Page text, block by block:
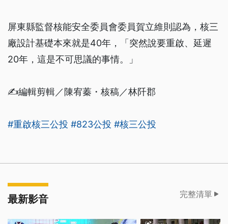
屏東縣監督核能安全委員會委員賀立維則認為，核三
廠設計基礎本來就是40年，「突然說要重啟、延遲
20年，這是不可思議的事情。」
✍️編輯剪輯／陳宥蓁・核稿／林阡郡
#重啟核三公投 #823公投 #核三公投
最新影音 完整清單